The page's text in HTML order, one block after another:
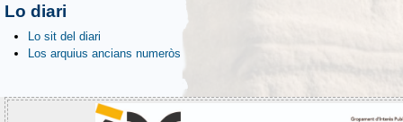
Lo diari
Lo sit del diari
Los arquius ancians numeròs